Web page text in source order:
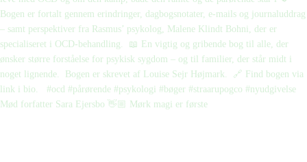
Mød forfatter Sara Ejersbo 👋🏼 Mørk magi er første